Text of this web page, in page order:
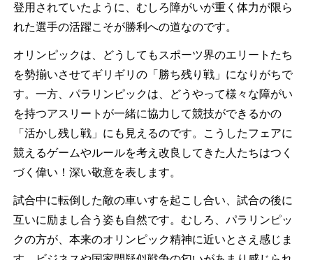
登用されていたように、むしろ障がいが重く体力が限ら
れた選手の活躍こそが勝利への道なのです。
オリンピックは、どうしてもスポーツ界のエリートたち
を勢揃いさせてギリギリの「勝ち残り戦」になりがちで
す。一方、パラリンピックは、どうやって様々な障がい
を持つアスリートが一緒に協力して競技ができるかの
「活かし残し戦」にも見えるのです。こうしたフェアに
競えるゲームやルールを考え改良してきた人たちはつく
づく偉い！深い敬意を表します。
試合中に転倒した敵の車いすを起こし合い、試合の後に
互いに励まし合う姿も自然です。むしろ、パラリンピッ
クの方が、本来のオリンピック精神に近いとさえ感じま